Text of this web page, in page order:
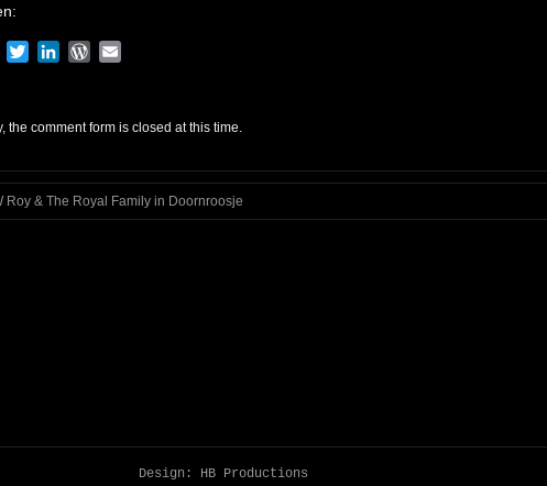
Facebook
TwitterLinkedInWordPress
the comment form is closed at this time.
Roy & The Royal Family in Doornroosje
Design: HB Productions